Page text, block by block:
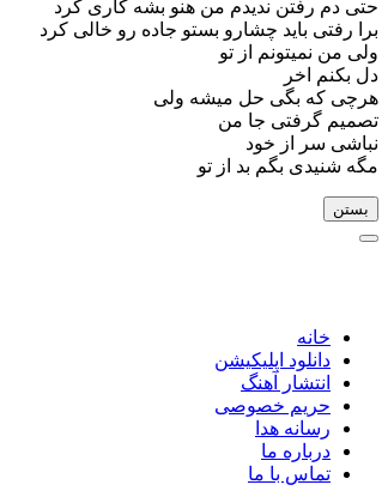
حتی دم رفتن ندیدم من هنو بشه کاری کرد
برا رفتی باید چشارو بستو جاده رو خالی کرد
ولی من نمیتونم از تو
دل بکنم اخر
هرچی که بگی حل میشه ولی
تصمیم گرفتی جا من
نباشی سر از خود
مگه شنیدی بگم بد از تو
بستن
خانه
دانلود اپلیکیشن
انتشار آهنگ
حریم خصوصی
رسانه هدا
درباره ما
تماس با ما